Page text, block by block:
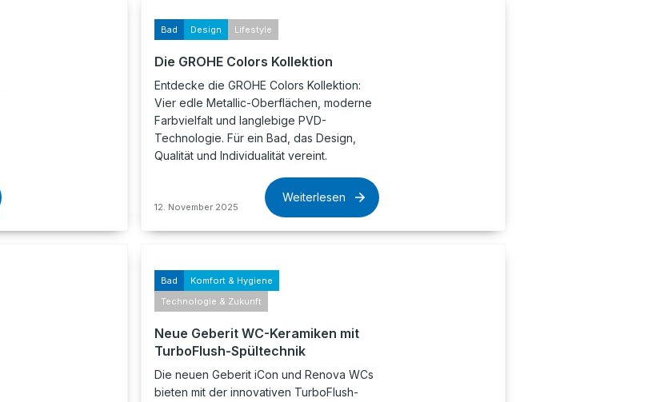
Bad Design Lifestyle
Die GROHE Colors Kollektion
Entdecke die GROHE Colors Kollektion:
Vier edle Metallic-Oberflächen, moderne
Farbvielfalt und langlebige PVD-
Technologie. Für ein Bad, das Design,
Qualität und Individualität vereint.
12. November 2025
Weiterlesen
Bad
Komfort & Hygiene
Technologie & Zukunft
Neue Geberit WC-Keramiken mit
TurboFlush-Spültechnik
Die neuen Geberit iCon und Renova WCs
bieten mit der innovativen TurboFlush-